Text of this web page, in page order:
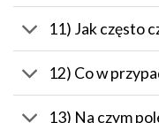
11) Jak często
12) Co w
13) Na czym